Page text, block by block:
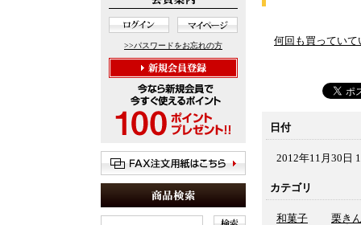
>>パスワードをお忘れの方 何回も買ってい
日付
2012年11月30日
カテゴリ
和菓子 栗き